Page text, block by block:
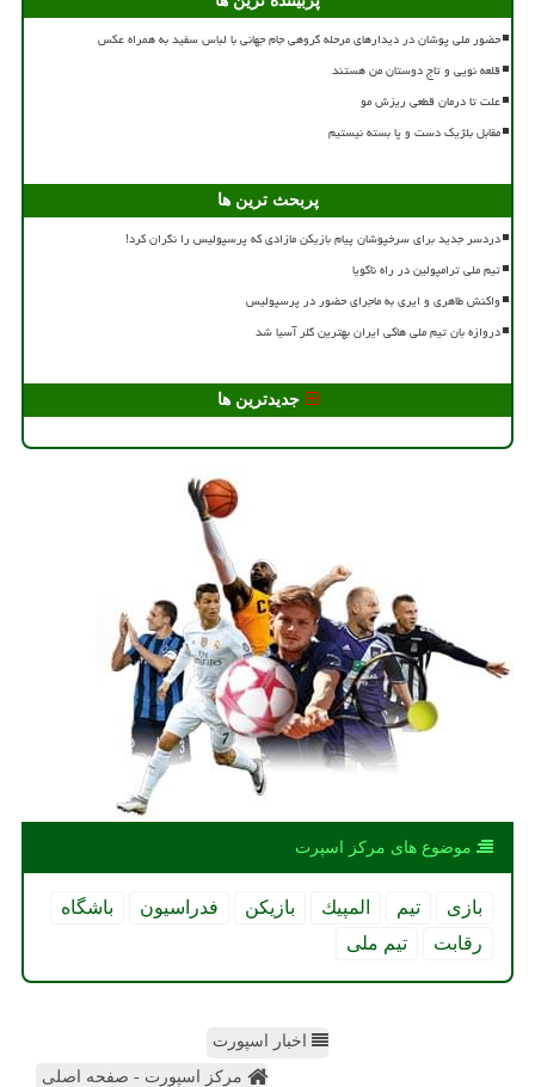
حضور ملی پوشان در دیدارهای مرحله گروهی جام جهانی با لباس سفید به همراه عکس
قلعه نویی و تاج دوستان من هستند
علت تا درمان قطعی ریزش مو
مقابل بلژیک دست و پا بسته نیستیم
پربحث ترین ها
دردسر جدید برای سرخپوشان پیام بازیکن مازادی که پرسپولیس را نگران کرد!
تیم ملی ترامپولین در راه ناگویا
واکنش طاهری و ایری به ماجرای حضور در پرسپولیس
دروازه بان تیم ملی هاکی ایران بهترین گلر آسیا شد
جدیدترین ها
موضوع های مركز اسپرت
بازی تیم المپیك بازیكن فدراسیون
باشگاه
رقابت
تیم ملی
اخبار اسپورت
مرکز اسپورت - صفحه اصلی